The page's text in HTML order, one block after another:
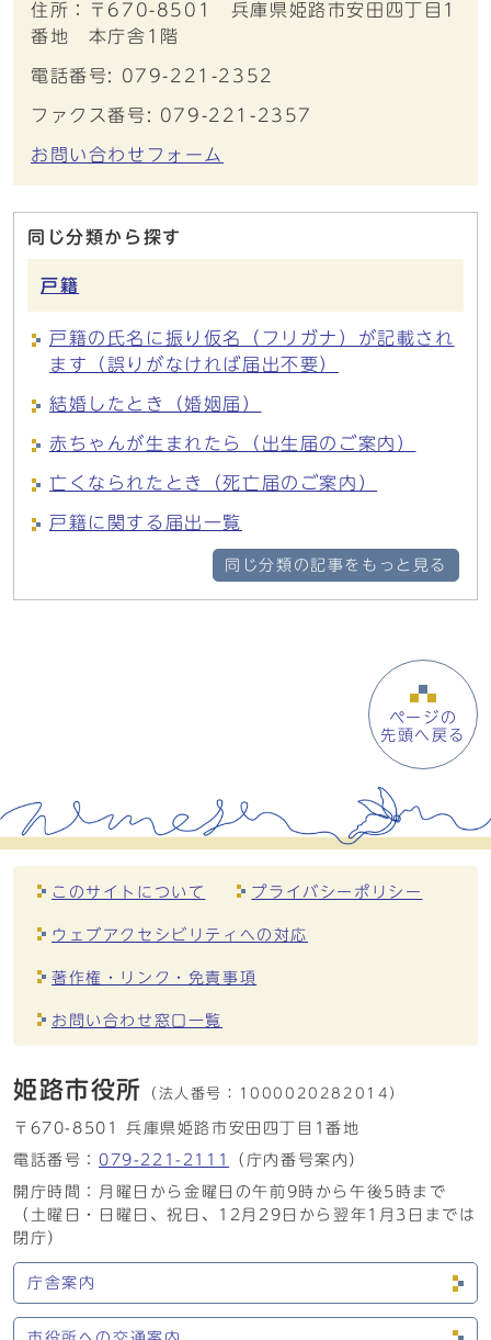
住所：〒670-8501 兵庫県姫路市安田四丁目1
番地 本庁舎1階
電話番号: 079-221-2352
ファクス番号: 079-221-2357
お問い合わせフォーム
同じ分類から探す
戸籍
戸籍の氏名に振り仮名（フリガナ）が記載され
ます（誤りがなければ届出不要）
結婚したとき（婚姻届）
赤ちゃんが生まれたら（出生届のご案内）
亡くなられたとき（死亡届のご案内）
戸籍に関する届出一覧
同じ分類の記事をもっと見る
ページの
先頭へ戻る
このサイトについて プライバシーポリシー
ウェブアクセシビリティへの対応
著作権・リンク・免責事項
お問い合わせ窓口一覧
姫路市役所 （法人番号： 1000020282014）
〒670-8501 兵庫県姫路市安田四丁目1番地
電話番号： 079-221-2111
（庁内番号案内）
開庁時間：月曜日から金曜日の午前9時から午後5時まで
（土曜日・日曜日、祝日、12月29日から翌年1月3日までは
閉庁）
庁舎案内